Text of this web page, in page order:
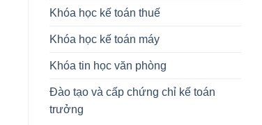
Khóa học kế toán thuế
Khóa học kế toán máy
Khóa tin học văn phòng
Đào tạo và cấp chứng chỉ kế toán
trưởng